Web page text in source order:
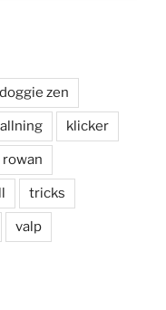
doggie zen
klicker
rowan
tricks
valp